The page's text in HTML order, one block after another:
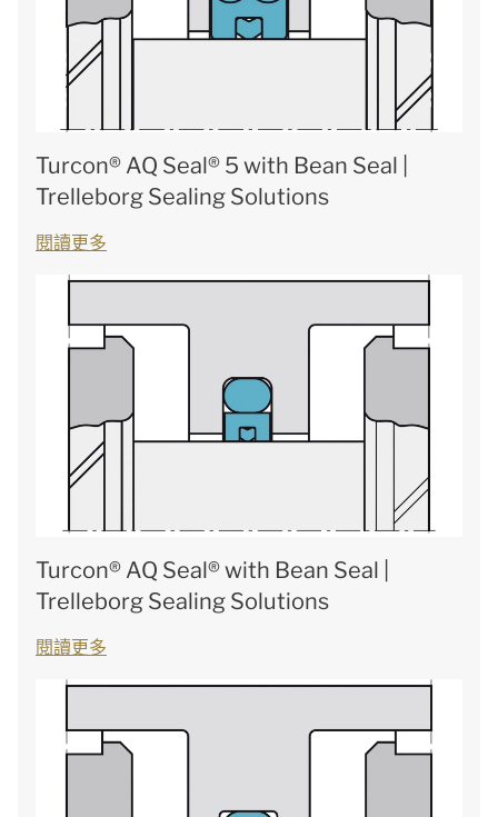
Turcon® AQ Seal® 5 with Bean Seal |
Trelleborg Sealing Solutions
閱讀更多
Turcon® AQ Seal® with Bean Seal |
Trelleborg Sealing Solutions
閱讀更多